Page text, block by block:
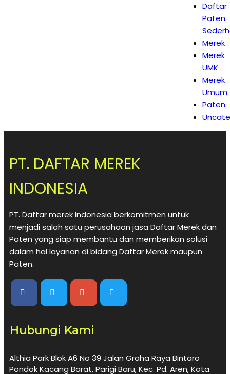
Daftar
Paten
Merek
Merek
UMK
Merek
Umum
Paten
PT. DAFTAR MEREK
INDONESIA
PT. Daftar merek Indonesia berkomitmen untuk
menjadi salah satu perusahaan jasa Daftar Merek dan
Paten yang siap membantu dan memberikan solusi
dalam hal layanan di bidang Daftar Merek maupun
Paten.
Hubungi Kami
Althia Park Blok A6 No 39 Jalan Graha Raya Bintaro
Pondok Kacang Barat, Parigi Baru, Kec. Pd. Aren, Kota